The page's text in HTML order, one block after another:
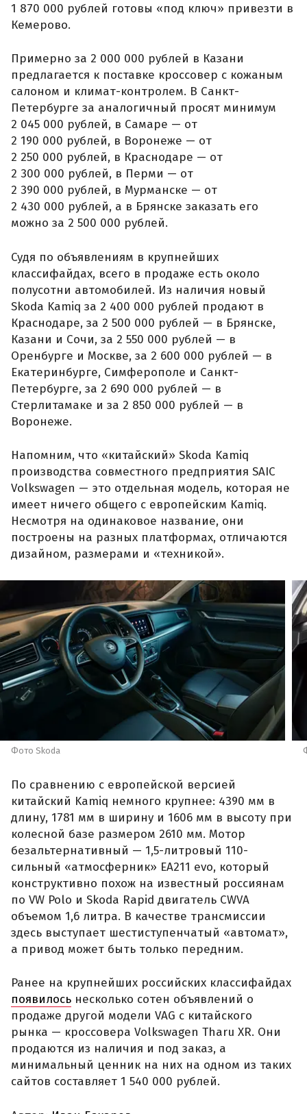
1 870 000 рублей готовы «под ключ» привезти в
Кемерово.
Примерно за 2 000 000 рублей в Казани
предлагается к поставке кроссовер с кожаным
салоном и климат-контролем. В Санкт-
Петербурге за аналогичный просят минимум
2 045 000 рублей, в Самаре — от
2 190 000 рублей, в Воронеже — от
2 250 000 рублей, в Краснодаре — от
2 300 000 рублей, в Перми — от
2 390 000 рублей, в Мурманске — от
2 430 000 рублей, а в Брянске заказать его
можно за 2 500 000 рублей.
Судя по объявлениям в крупнейших
классифайдах, всего в продаже есть около
полусотни автомобилей. Из наличия новый
Skoda Kamiq за 2 400 000 рублей продают в
Краснодаре, за 2 500 000 рублей — в Брянске,
Казани и Сочи, за 2 550 000 рублей — в
Оренбурге и Москве, за 2 600 000 рублей — в
Екатеринбурге, Симферополе и Санкт-
Петербурге, за 2 690 000 рублей — в
Стерлитамаке и за 2 850 000 рублей — в
Воронеже.
Напомним, что «китайский» Skoda Kamiq
производства совместного предприятия SAIC
Volkswagen — это отдельная модель, которая не
имеет ничего общего с европейским Kamiq.
Несмотря на одинаковое название, они
построены на разных платформах, отличаются
дизайном, размерами и «техникой».
Фото Skoda
По сравнению с европейской версией
китайский Kamiq немного крупнее: 4390 мм в
длину, 1781 мм в ширину и 1606 мм в высоту при
колесной базе размером 2610 мм. Мотор
безальтернативный — 1,5-литровый 110-
сильный «атмосферник» ЕА211 evo, который
конструктивно похож на известный россиянам
по VW Polo и Skoda Rapid двигатель CWVA
объемом 1,6 литра. В качестве трансмиссии
здесь выступает шестиступенчатый «автомат»,
а привод может быть только передним.
Ранее на крупнейших российских классифайдах
появилось несколько сотен объявлений о
продаже другой модели VAG с китайского
рынка — кроссовера Volkswagen Tharu XR. Они
продаются из наличия и под заказ, а
минимальный ценник на них на одном из таких
сайтов составляет 1 540 000 рублей.